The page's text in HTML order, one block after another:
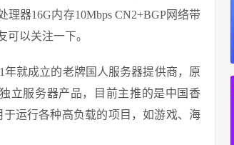
理器16G内存10Mbps CN2+BGP网络带
以关注一下。
就成立的老牌国人服务器提供商，原
立服务器产品，目前主推的是中国香
运行各种高负载的项目，如游戏、海